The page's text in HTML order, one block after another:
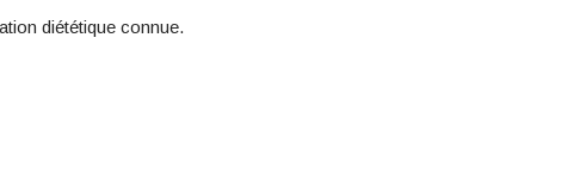
diététique connue.